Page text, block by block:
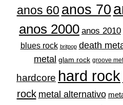
anos 60 anos 70
anos 2000 anos 2010
blues rock britpop death
metal glam rock groove
hardcore hard rock
rock metal alternativo